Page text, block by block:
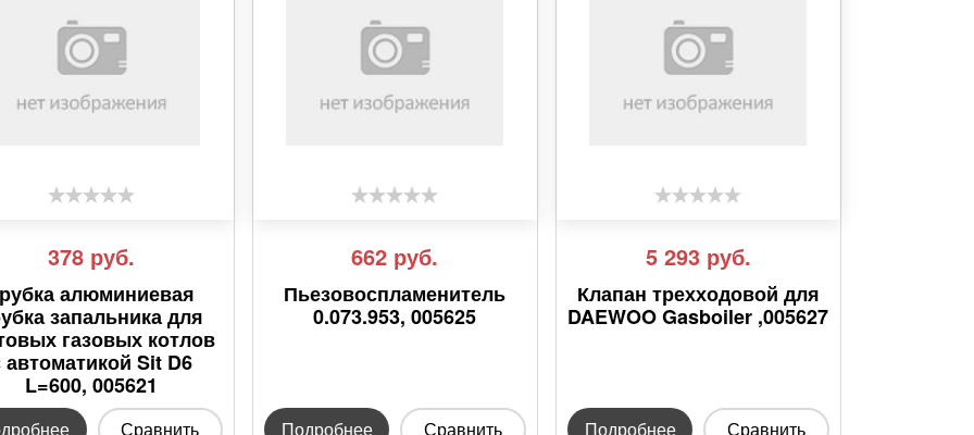
378 руб.
алюминиевая
запальника для
газовых котлов
автоматикой Sit D6
L=600, 005621
Сравнить
662 руб.
Пьезовоспламенитель
0.073.953, 005625
Подробнее Сравнить
5 293 руб.
Клапан трехходовой для
DAEWOO Gasboiler ,005627
Подробнее Сравнить